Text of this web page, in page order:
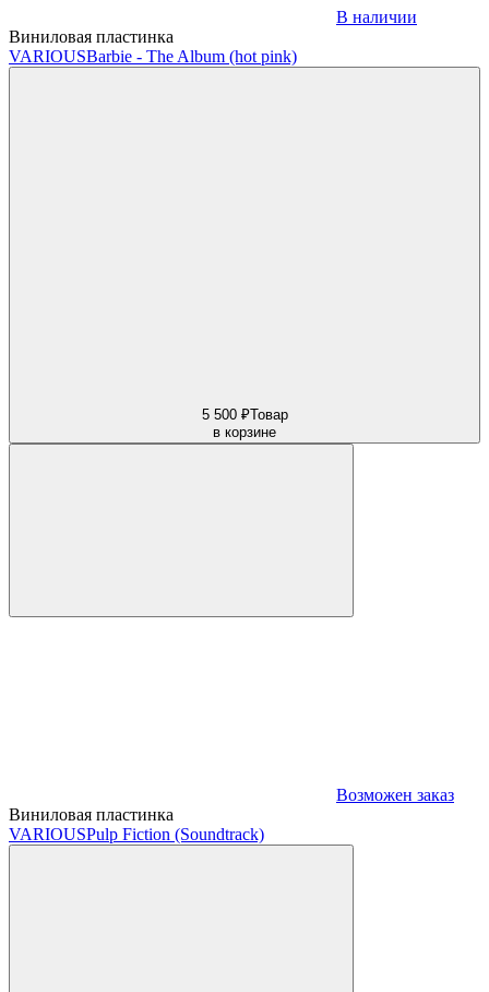
В наличии
Виниловая пластинка
VARIOUSBarbie - The Album (hot pink)
5 500 ₽Товар
в корзине
Возможен заказ
Виниловая пластинка
VARIOUSPulp Fiction (Soundtrack)